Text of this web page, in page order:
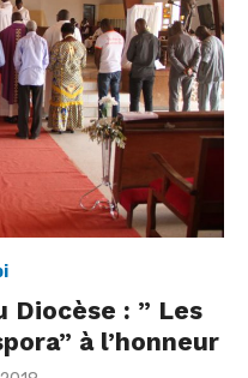
Diocèse : ” Les
à l’honneur